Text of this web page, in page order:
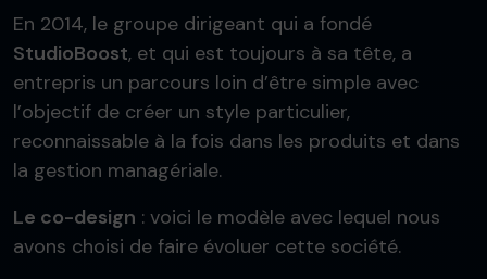
En 2014, le groupe dirigeant qui a fondé
StudioBoost, et qui est toujours à sa tête, a
entrepris un parcours loin d’être simple avec
l’objectif de créer un style particulier,
reconnaissable à la fois dans les produits et dans
la gestion managériale.
Le co-design : voici le modèle avec lequel nous
avons choisi de faire évoluer cette société.